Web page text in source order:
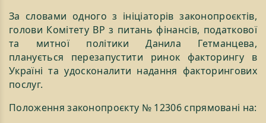
За словами одного з ініціаторів законопроєктів,
голови Комітету ВР з питань фінансів, податкової
та митної політики Данила Гетманцева,
планується перезапустити ринок факторингу в
Україні та удосконалити надання факторингових
послуг.
Положення законопроєкту № 12306 спрямовані на: